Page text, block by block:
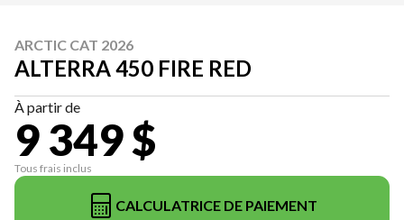
ARCTIC CAT 2026
ALTERRA 450 FIRE RED
À partir de
9 349 $
Tous frais inclus
CALCULATRICE DE PAIEMENT